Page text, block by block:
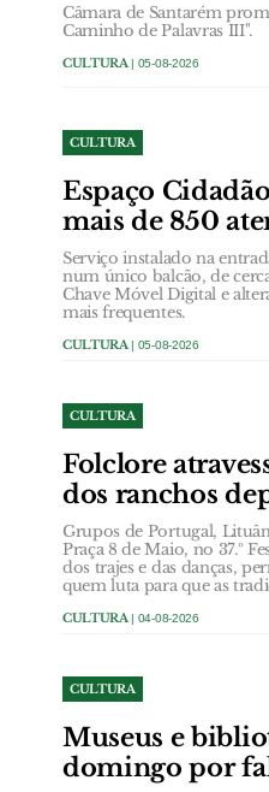
Câmara de Santarém
Caminho de Palavras III".
CULTURA | 05-08-2026
CULTURA
Espaço
mais de 850
Serviço instalado na
num único balcão, de
Chave Móvel Digital e
mais frequentes.
CULTURA | 05-08-2026
CULTURA
Folclore
dos ranchos
Grupos de Portugal,
Praça 8 de Maio, no 37.º
dos trajes e das danças,
quem luta para que as
CULTURA | 04-08-2026
CULTURA
Museus e
domingo por